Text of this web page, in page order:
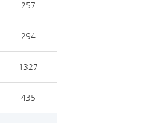
257
294
1327
435